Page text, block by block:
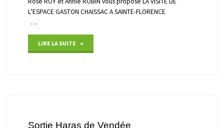
L’ESPACE GASTON CHAISSAC A SAINTE-FLORENCE
…
LIRE LA SUITE "Visite
Sortie Haras de Vendée